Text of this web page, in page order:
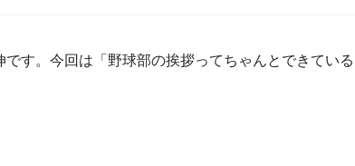
す。今回は「野球部の挨拶ってちゃんとできている